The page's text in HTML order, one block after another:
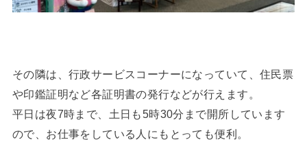
その隣は、行政サービスコーナーになっていて、住民票
や印鑑証明など各証明書の発行などが行えます。
平日は夜7時まで、土日も5時30分まで開所しています
ので、お仕事をしている人にもとっても便利。